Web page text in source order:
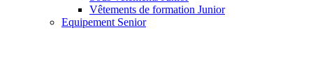
Vêtements de formation Junior
Equipement Senior